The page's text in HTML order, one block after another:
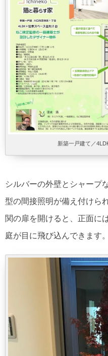
新築一戸建て／
シルバーの外壁とシャープ
型の間接照明が備え付けら
関の扉を開けると、正面に
庭が目に飛び込んできます。